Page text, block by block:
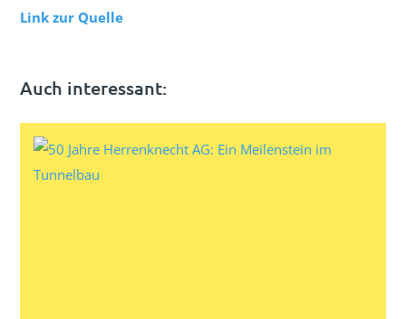
Link zur Quelle
Auch interessant: